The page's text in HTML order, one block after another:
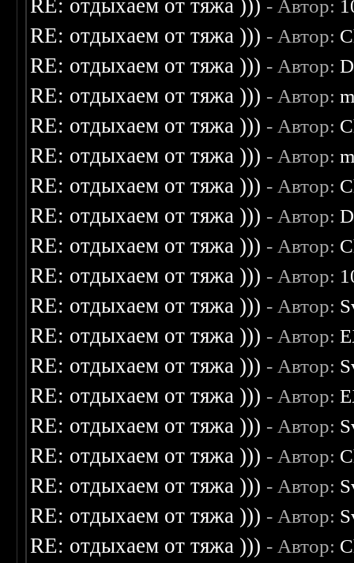
RE: отдыхаем от тяжа ))) - Автор:
RE: отдыхаем от тяжа ))) - Автор:
RE: отдыхаем от тяжа ))) - Автор:
RE: отдыхаем от тяжа ))) - Автор:
RE: отдыхаем от тяжа ))) - Автор:
RE: отдыхаем от тяжа ))) - Автор:
RE: отдыхаем от тяжа ))) - Автор:
RE: отдыхаем от тяжа ))) - Автор:
RE: отдыхаем от тяжа ))) - Автор:
RE: отдыхаем от тяжа ))) - Автор:
RE: отдыхаем от тяжа ))) - Автор:
RE: отдыхаем от тяжа ))) - Автор:
RE: отдыхаем от тяжа ))) - Автор:
RE: отдыхаем от тяжа ))) - Автор:
RE: отдыхаем от тяжа ))) - Автор:
RE: отдыхаем от тяжа ))) - Автор:
RE: отдыхаем от тяжа ))) - Автор:
RE: отдыхаем от тяжа ))) - Автор:
RE: отдыхаем от тяжа ))) - Автор: